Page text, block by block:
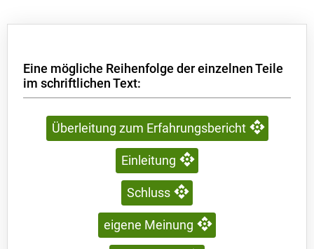
Eine mögliche Reihenfolge der einzelnen Teile
im schriftlichen Text:
Überleitung zum Erfahrungsbericht
Einleitung
Schluss
eigene Meinung